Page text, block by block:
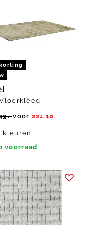
voor 224.10
kleuren
voorraad